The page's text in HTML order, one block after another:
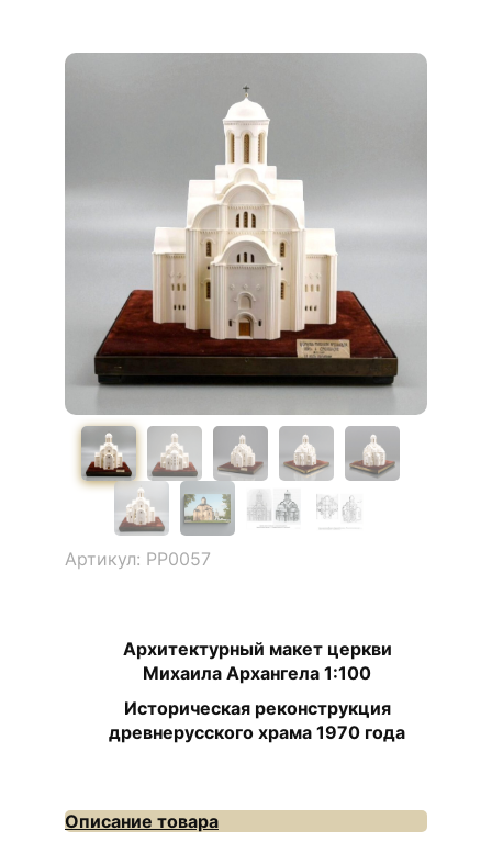
Архитектурный макет церкви
Михаила Архангела 1:100
Историческая реконструкция
древнерусского храма 1970 года
Описание товара
Артикул: РР0057